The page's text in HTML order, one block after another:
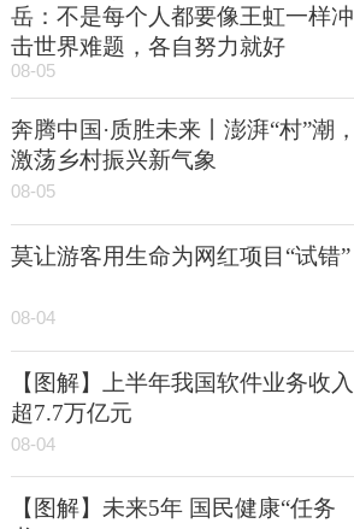
岳：不是每个人都要像王虹一样冲
击世界难题，各自努力就好
08-05
奔腾中国·质胜未来丨澎湃“村”潮，
激荡乡村振兴新气象
08-05
莫让游客用生命为网红项目“试错”
08-04
【图解】上半年我国软件业务收入
超7.7万亿元
08-04
【图解】未来5年 国民健康“任务